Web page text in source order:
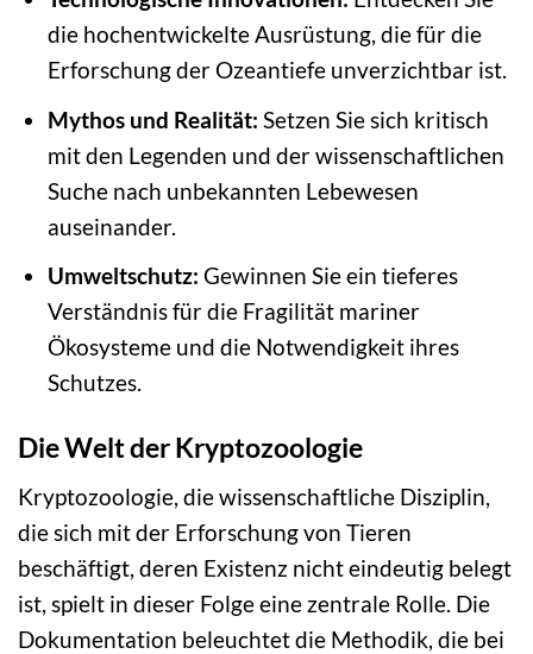
die hochentwickelte Ausrüstung, die für die
Erforschung der Ozeantiefe unverzichtbar ist.
Mythos und Realität: Setzen Sie sich kritisch
mit den Legenden und der wissenschaftlichen
Suche nach unbekannten Lebewesen
auseinander.
Umweltschutz: Gewinnen Sie ein tieferes
Verständnis für die Fragilität mariner
Ökosysteme und die Notwendigkeit ihres
Schutzes.
Die Welt der Kryptozoologie
Kryptozoologie, die wissenschaftliche Disziplin,
die sich mit der Erforschung von Tieren
beschäftigt, deren Existenz nicht eindeutig belegt
ist, spielt in dieser Folge eine zentrale Rolle. Die
Dokumentation beleuchtet die Methodik, die bei